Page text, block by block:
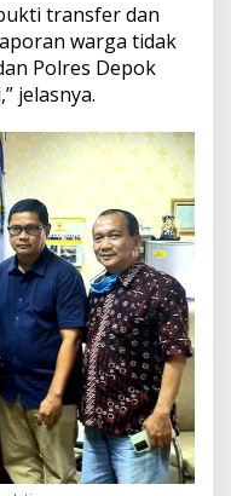
transfer dan
warga tidak
Polres Depok
jelasnya.